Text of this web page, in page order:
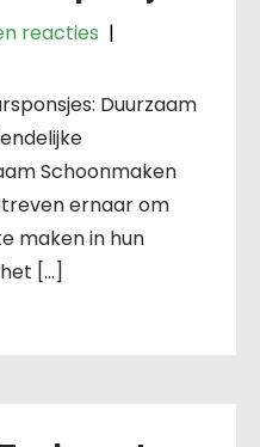
reacties |
Duurzaam
Schoonmaken
ernaar om
maken in hun
[…]